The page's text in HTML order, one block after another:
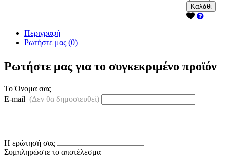
Καλάθι
Περιγραφή
Ρωτήστε μας (0)
Ρωτήστε μας για το συγκεκριμένο προϊόν
Το Όνομα σας
E-mail (Δεν θα δημοσιευθεί)
Η ερώτησή σας
Συμπληρώστε το αποτέλεσμα